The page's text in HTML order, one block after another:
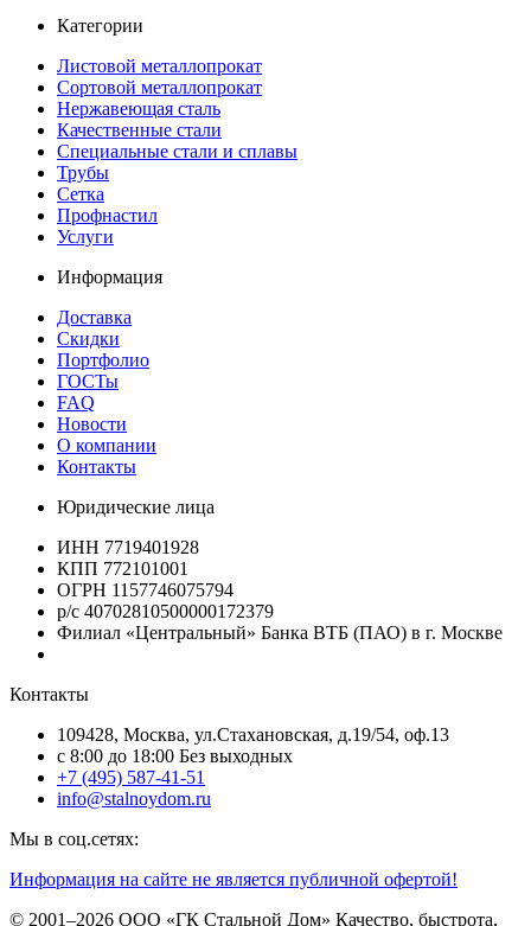
Категории
Листовой металлопрокат
Сортовой металлопрокат
Нержавеющая сталь
Качественные стали
Специальные стали и сплавы
Трубы
Сетка
Профнастил
Услуги
Информация
Доставка
Скидки
Портфолио
ГОСТы
FAQ
Новости
О компании
Контакты
Юридические лица
ИНН 7719401928
КПП 772101001
ОГРН 1157746075794
р/с 40702810500000172379
Филиал «Центральный» Банка ВТБ (ПАО) в г. Москве
Контакты
109428, Москва, ул.Стахановская, д.19/54, оф.13
c 8:00 до 18:00 Без выходных
+7 (495) 587-41-51
info@stalnoydom.ru
Мы в соц.сетях:
Информация на сайте не является публичной офертой!
© 2001–2026 ООО «ГК Стальной Дом» Качество, быстрота,